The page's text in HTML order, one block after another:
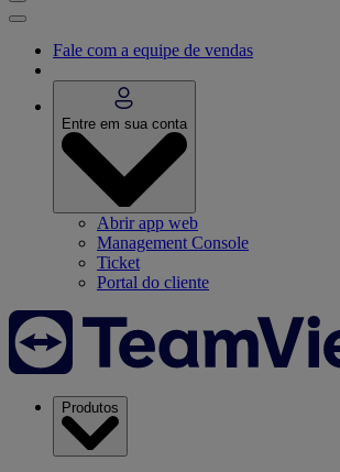
Fale com a equipe de vendas
Entre em sua conta
Abrir app web
Management Console
Ticket
Portal do cliente
Produtos